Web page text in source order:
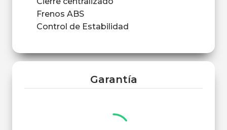
Frenos ABS
Control de Estabilidad
Garantía